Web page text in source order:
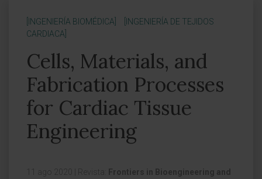
[INGENIERÍA BIOMÉDICA]
[INGENIERÍA DE TEJIDOS
CARDIACA]
Cells, Materials, and
Fabrication Processes
for Cardiac Tissue
Engineering
11 ago 2020 Revista:
Frontiers in Bioengineering and